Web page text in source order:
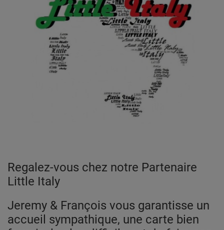
Team Building Radio
SPORT
Regalez-vous chez notre Partenaire
Little Italy
Jeremy & François vous garantisse un
accueil sympathique, une carte bien